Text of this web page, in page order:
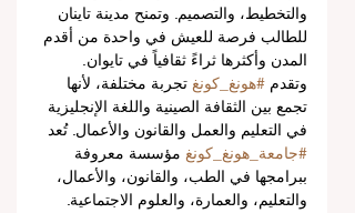
والتخطيط، والتصميم. وتمنح مدينة تاينان
للطالب فرصة للعيش في واحدة من أقدم
المدن وأكثرها ثراءً ثقافياً في تايوان.
وتقدم #هونغ_كونغ تجربة مختلفة، لأنها
تجمع بين الثقافة الصينية واللغة الإنجليزية
في التعليم والعمل والقانون والأعمال. تُعد
#جامعة_هونغ_كونغ مؤسسة معروفة
ببرامجها في الطب، والقانون، والأعمال،
والتعليم، والعمارة، والعلوم الاجتماعية.